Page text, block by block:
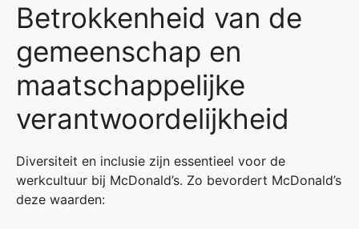
Betrokkenheid van de
gemeenschap en
maatschappelijke
verantwoordelijkheid
Diversiteit en inclusie zijn essentieel voor de
werkcultuur bij McDonald’s. Zo bevordert McDonald’s
deze waarden: